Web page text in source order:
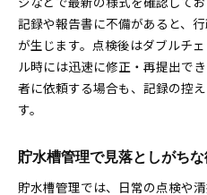
記録や報告書に不備があると、
が生じます。点検後はダブルチ
ル時には迅速に修正・再提出で
者に依頼する場合も、記録の控
す。
貯水槽管理で見落としがち
貯水槽管理では、日常の点検や